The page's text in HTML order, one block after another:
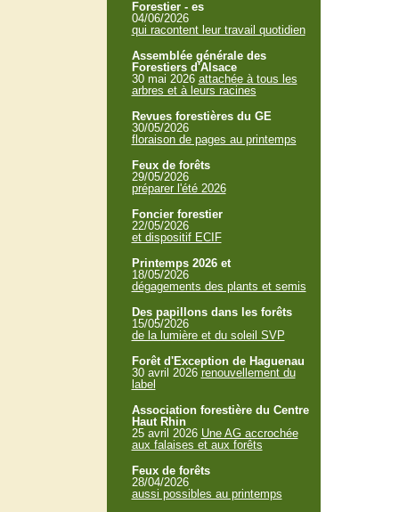
Forestier - es
04/06/2026
qui racontent leur travail quotidien
Assemblée générale des
Forestiers d'Alsace
30 mai 2026 attachée à tous les
arbres et à leurs racines
Revues forestières du GE
30/05/2026
floraison de pages au printemps
Feux de forêts
29/05/2026
préparer l'été 2026
Foncier forestier
22/05/2026
et dispositif ECIF
Printemps 2026 et
18/05/2026
dégagements des plants et semis
Des papillons dans les forêts
15/05/2026
de la lumière et du soleil SVP
Forêt d'Exception de Haguenau
30 avril 2026 renouvellement du
label
Association forestière du Centre
Haut Rhin
25 avril 2026 Une AG accrochée
aux falaises et aux forêts
Feux de forêts
28/04/2026
aussi possibles au printemps